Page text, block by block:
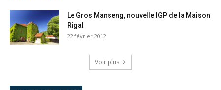
Le Gros Manseng, nouvelle IGP de la Maison
Rigal
22 février 2012
Voir plus